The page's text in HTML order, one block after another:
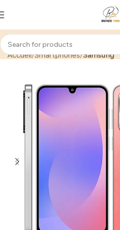
Accueil Smartphones Samsung